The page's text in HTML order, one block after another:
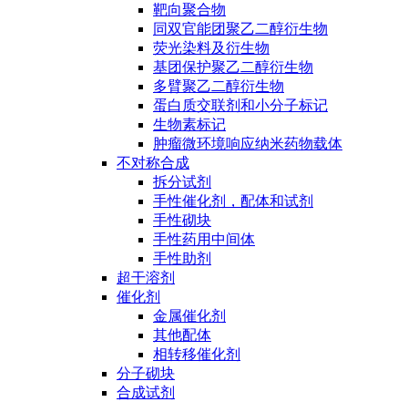
靶向聚合物
同双官能团聚乙二醇衍生物
荧光染料及衍生物
基团保护聚乙二醇衍生物
多臂聚乙二醇衍生物
蛋白质交联剂和小分子标记
生物素标记
肿瘤微环境响应纳米药物载体
不对称合成
拆分试剂
手性催化剂，配体和试剂
手性砌块
手性药用中间体
手性助剂
超干溶剂
催化剂
金属催化剂
其他配体
相转移催化剂
分子砌块
合成试剂